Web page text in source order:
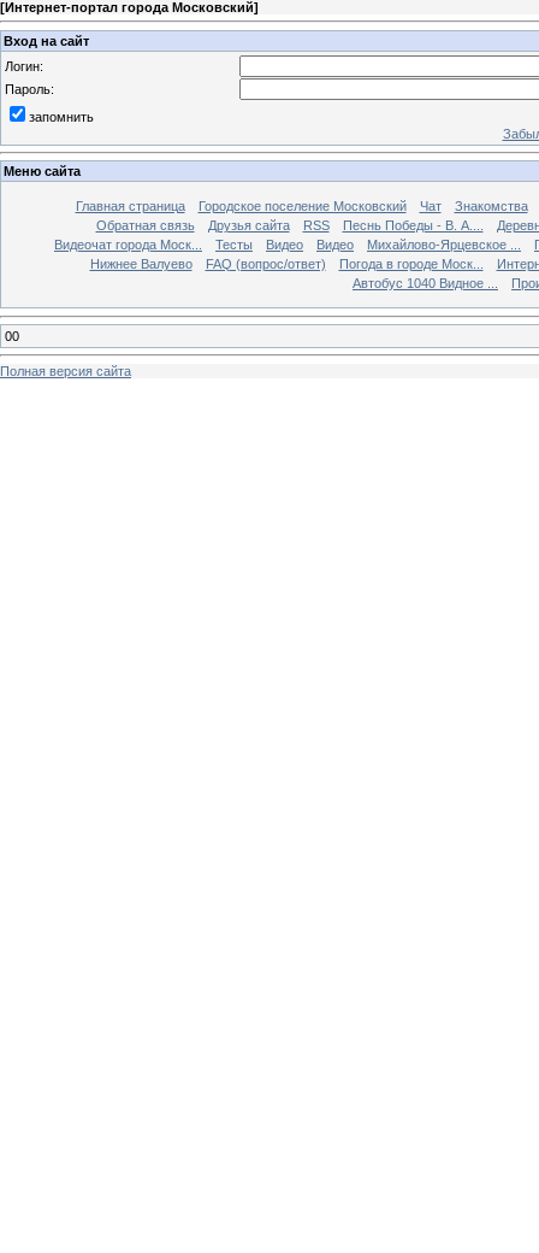
[Интернет-портал города Московский]
Вход на сайт
Логин:
Пароль:
запомнить
Меню сайта
Главная страница Городское поселение Московский Чат
Знакомства
Обратная связь
Друзья сайта RSS Песнь Победы - В. А....
Видеочат города Моск...
Тесты Видео Видео Михайлово-Ярцевское ...
Нижнее Валуево
FAQ (вопрос/ответ) Погода в городе Моск...
Автобус 1040 Видное ...
00
Полная версия сайта